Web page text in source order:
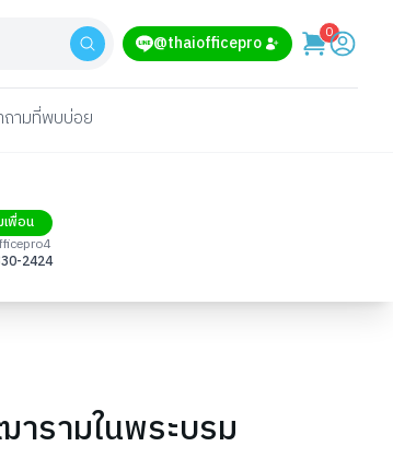
@thaiofficepro 0
ถามที่พบบ่อย
เพื่อน
2424
รามในพระบรม